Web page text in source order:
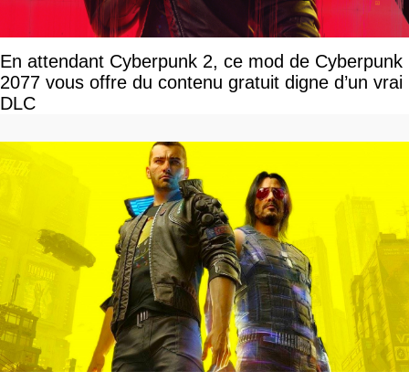
En attendant Cyberpunk 2, ce mod de Cyberpunk
2077 vous offre du contenu gratuit digne d’un vrai
DLC